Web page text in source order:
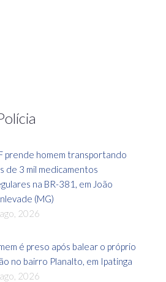
prende homem transportando
de 3 mil medicamentos
na BR-381, em João
(MG)
2026
é preso após balear o próprio
no bairro Planalto, em Ipatinga
2026